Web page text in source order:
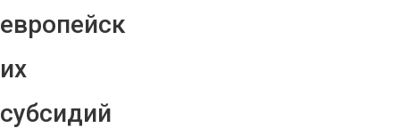
европейск
их
субсидий